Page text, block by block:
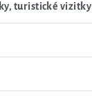
turistické vizitky